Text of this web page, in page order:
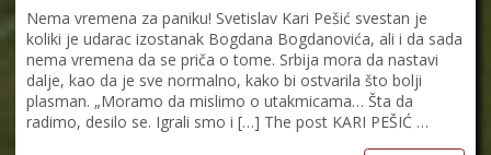
Nema vremena za paniku! Svetislav Kari Pešić svestan je
koliki je udarac izostanak Bogdana Bogdanovića, ali i da sada
nema vremena da se priča o tome. Srbija mora da nastavi
dalje, kao da je sve normalno, kako bi ostvarila što bolji
plasman. „Moramo da mislimo o utakmicama… Šta da
radimo, desilo se. Igrali smo i […] The post KARI PEŠIĆ …